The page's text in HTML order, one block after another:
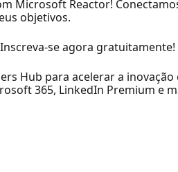
Microsoft Reactor!
objetivos.
se agora gratuitamente!
Hub para acelerar a
365, LinkedIn Premium e